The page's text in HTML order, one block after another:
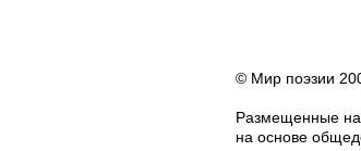
© Мир поэзии
Размещенные на
на основе